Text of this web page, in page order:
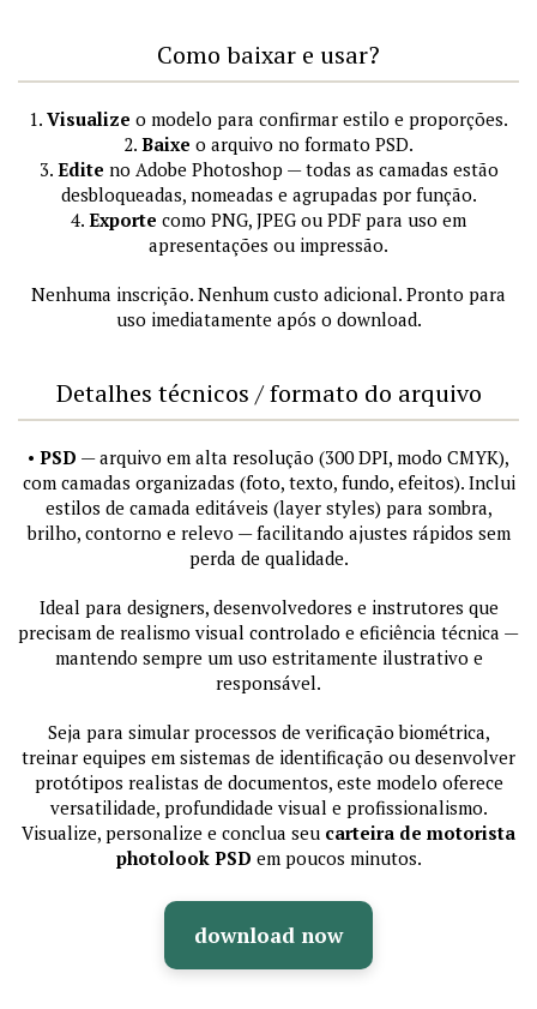
Como baixar e usar?
1. Visualize o modelo para confirmar estilo e proporções.
2. Baixe o arquivo no formato PSD.
3. Edite no Adobe Photoshop — todas as camadas estão
desbloqueadas, nomeadas e agrupadas por função.
4. Exporte como PNG, JPEG ou PDF para uso em
apresentações ou impressão.
Nenhuma inscrição. Nenhum custo adicional. Pronto para
uso imediatamente após o download.
Detalhes técnicos / formato do arquivo
• PSD — arquivo em alta resolução (300 DPI, modo CMYK),
com camadas organizadas (foto, texto, fundo, efeitos). Inclui
estilos de camada editáveis (layer styles) para sombra,
brilho, contorno e relevo — facilitando ajustes rápidos sem
perda de qualidade.
Ideal para designers, desenvolvedores e instrutores que
precisam de realismo visual controlado e eficiência técnica —
mantendo sempre um uso estritamente ilustrativo e
responsável.
Seja para simular processos de verificação biométrica,
treinar equipes em sistemas de identificação ou desenvolver
protótipos realistas de documentos, este modelo oferece
versatilidade, profundidade visual e profissionalismo.
Visualize, personalize e conclua seu carteira de motorista
photolook PSD em poucos minutos.
download now